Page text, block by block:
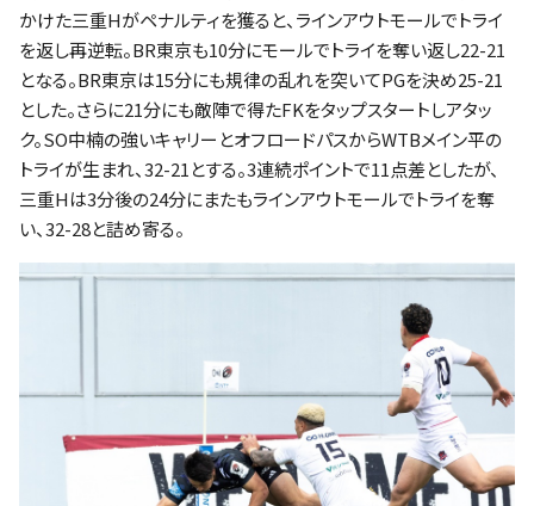
かけた三重Hがペナルティを獲ると、ラインアウトモールでトライ
を返し再逆転。BR東京も10分にモールでトライを奪い返し22-21
となる。BR東京は15分にも規律の乱れを突いてPGを決め25-21
とした。さらに21分にも敵陣で得たFKをタップスタートしアタッ
ク。SO中楠の強いキャリーとオフロードパスからWTBメイン平の
トライが生まれ、32-21とする。3連続ポイントで11点差としたが、
三重Hは3分後の24分にまたもラインアウトモールでトライを奪
い、32-28と詰め寄る。